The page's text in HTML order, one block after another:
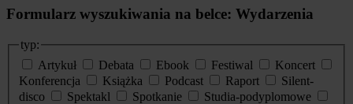
Formularz wyszukiwania na belce: Wydarzenia
typ:
Artykuł
Debata Ebook Festiwal
Koncert
Konferencja
Książka Podcast Raport
Silent-
disco
Spektakl Spotkanie
Studia-podyplomowe